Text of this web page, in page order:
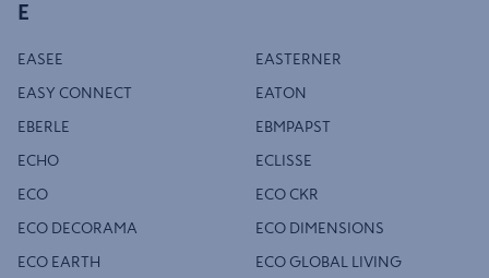
E
EASEE EASTERNER
EASY CONNECT EATON
EBERLE EBMPAPST
ECHO ECLISSE
ECO ECO CKR
ECO DECORAMA ECO DIMENSIONS
ECO EARTH ECO GLOBAL LIVING